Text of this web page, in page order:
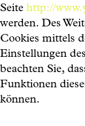
Seite http://
werden. Des
Cookies mittels
Einstellungen
beachten Sie,
Funktionen
können.